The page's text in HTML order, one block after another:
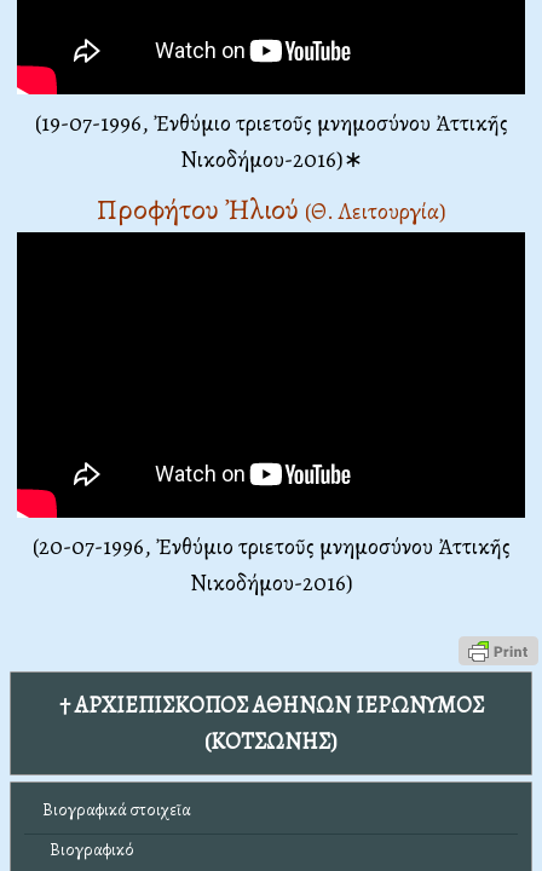
(19-07-1996, Ἐνθύμιο τριετοῦς μνημοσύνου Ἀττικῆς
Νικοδήμου-2016)∗
Προφήτου Ἠλιού (Θ. Λειτουργία)
(20-07-1996, Ἐνθύμιο τριετοῦς μνημοσύνου Ἀττικῆς
Νικοδήμου-2016)
† ΑΡΧΙΕΠΙΣΚΟΠΟΣ ΑΘΗΝΩΝ ΙΕΡΩΝΥΜΟΣ
(ΚΟΤΣΩΝΗΣ)
Βιογραφικά στοιχεῖα
Βιογραφικό